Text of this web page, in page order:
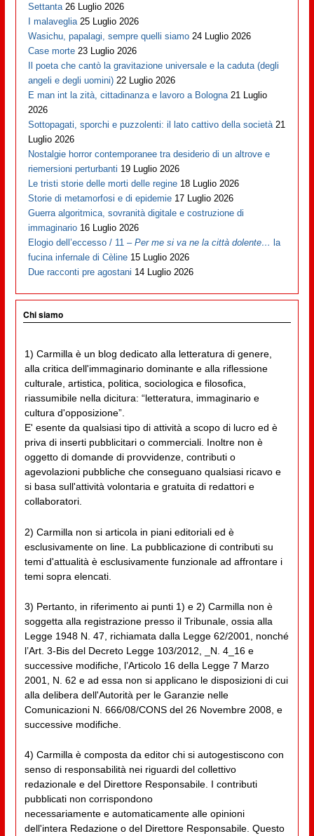
Settanta 26 Luglio 2026
I malaveglia 25 Luglio 2026
Wasichu, papalagi, sempre quelli siamo 24 Luglio 2026
Case morte 23 Luglio 2026
Il poeta che cantò la gravitazione universale e la caduta (degli
angeli e degli uomini) 22 Luglio 2026
E man int la zità, cittadinanza e lavoro a Bologna 21 Luglio
2026
Sottopagati, sporchi e puzzolenti: il lato cattivo della società 21
Luglio 2026
Nostalgie horror contemporanee tra desiderio di un altrove e
riemersioni perturbanti 19 Luglio 2026
Le tristi storie delle morti delle regine 18 Luglio 2026
Storie di metamorfosi e di epidemie 17 Luglio 2026
Guerra algoritmica, sovranità digitale e costruzione di
immaginario 16 Luglio 2026
Elogio dell’eccesso / 11 –Per me si va ne la città dolente… la
fucina infernale di Cèline 15 Luglio 2026
Due racconti pre agostani 14 Luglio 2026
Chi siamo
1) Carmilla è un blog dedicato alla letteratura di genere,
alla critica dell'immaginario dominante e alla riflessione
culturale, artistica, politica, sociologica e filosofica,
riassumibile nella dicitura: “letteratura, immaginario e
cultura d'opposizione”.
E' esente da qualsiasi tipo di attività a scopo di lucro ed è
priva di inserti pubblicitari o commerciali. Inoltre non è
oggetto di domande di provvidenze, contributi o
agevolazioni pubbliche che conseguano qualsiasi ricavo e
si basa sull'attività volontaria e gratuita di redattori e
collaboratori.
2) Carmilla non si articola in piani editoriali ed è
esclusivamente on line. La pubblicazione di contributi su
temi d'attualità è esclusivamente funzionale ad affrontare i
temi sopra elencati.
3) Pertanto, in riferimento ai punti 1) e 2) Carmilla non è
soggetta alla registrazione presso il Tribunale, ossia alla
Legge 1948 N. 47, richiamata dalla Legge 62/2001, nonché
l’Art. 3-Bis del Decreto Legge 103/2012, _N. 4_16 e
successive modifiche, l’Articolo 16 della Legge 7 Marzo
2001, N. 62 e ad essa non si applicano le disposizioni di cui
alla delibera dell'Autorità per le Garanzie nelle
Comunicazioni N. 666/08/CONS del 26 Novembre 2008, e
successive modifiche.
4) Carmilla è composta da editor chi si autogestiscono con
senso di responsabilità nei riguardi del collettivo
redazionale e del Direttore Responsabile. I contributi
pubblicati non corrispondono
necessariamente e automaticamente alle opinioni
dell'intera Redazione o del Direttore Responsabile. Questo